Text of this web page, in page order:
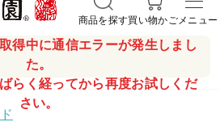
得中に通信エラーが発生しまし
た。
らく経ってから再度お試しくだ
さい。
商品を探す買い物かごメニュー